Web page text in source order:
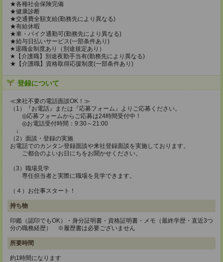
★各種社会保険完備
★健康診断
★交通費全額支給(勤務先により異なる)
★有給休暇
★車・バイク通勤可(勤務先により異なる)
★給与日払いサービス(一部条件あり)
★退職金制度あり（別途規定あり）
★【介護職】別途夜勤手当有(勤務先により異なる)
★【介護職】資格取得応援制度(一部条件あり)
登録について
≪来社不要の電話面談OK！≫
（1）『お電話』または『応募フォーム』よりご応募ください。
◎応募フォームからご応募は24時間受付中！
◎お電話受付時間：9:30～21:00
↓
（2）面談・登録の実施
お電話でのカンタン登録面談や来社登録面談を実施しております。
ご都合のよいお日にちをお聞かせください。
（3）職場見学
専任担当者と実際に職場を見学できます。
（４）お仕事スタート！
持ち物
印鑑（認印でもOK）・身分証明書・資格証明書・メモ（最終学歴・直近3つ
分の職務経歴） ※履歴書は必要ございません
所要時間
約1時間になります